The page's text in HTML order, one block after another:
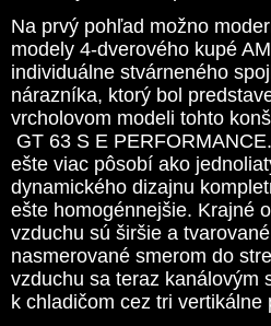
Na prvý pohľad možno
modely 4-dverového kupé
individuálne stvárneného
nárazníka, ktorý bol
vrcholovom modeli tohto
GT 63 S E
ešte viac pôsobí ako
dynamického dizajnu
ešte homogénnejšie. Krajné
vzduchu sú širšie a
nasmerované smerom do
vzduchu sa teraz kanálovým
k chladičom cez tri vertikálne